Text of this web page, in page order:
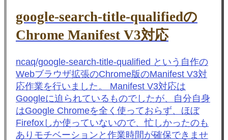
google-search-title-qualifiedの
Chrome Manifest V3対応
ncaq/google-search-title-qualified という自作の
Webブラウザ拡張のChrome版のManifest V3対
応作業を行いました。 Manifest V3対応は
Googleに迫られているものでしたが、自分自身
はGoogle Chromeを全く使っておらず、ほぼ
Firefoxしか使っていないので、忙しかったのも
ありモチベーションと作業時間が確保できませ